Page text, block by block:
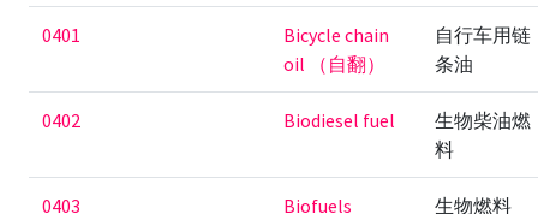
0401
Bicycle chain
oil （自翻）
自行车用链
条油
0402 Biodiesel fuel
生物柴油燃
料
0403 Biofuels 生物燃料